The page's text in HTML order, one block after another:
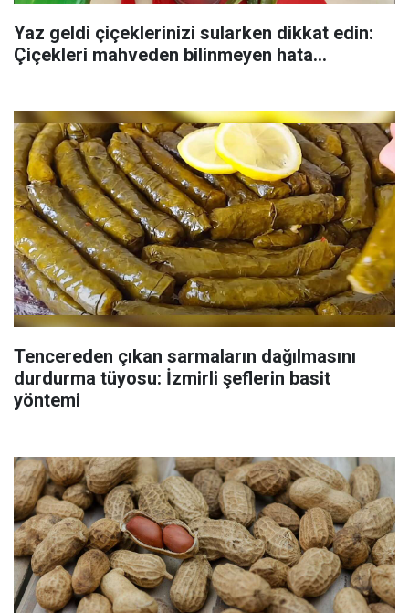
Yaz geldi çiçeklerinizi sularken dikkat edin:
Çiçekleri mahveden bilinmeyen hata...
Tencereden çıkan sarmaların dağılmasını
durdurma tüyosu: İzmirli şeflerin basit
yöntemi